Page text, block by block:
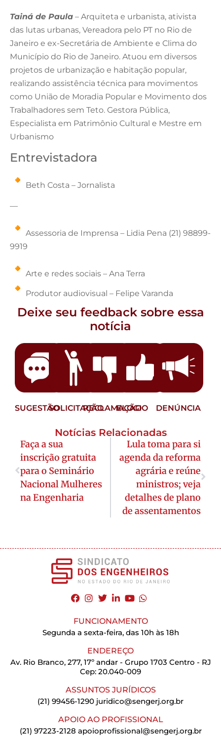
️Tainá de Paula – Arquiteta e urbanista, ativista
das lutas urbanas, Vereadora pelo PT no Rio de
Janeiro e ex-Secretária de Ambiente e Clima do
Município do Rio de Janeiro. Atuou em diversos
projetos de urbanização e habitação popular,
realizando assistência técnica para movimentos
como União de Moradia Popular e Movimento dos
Trabalhadores sem Teto. Gestora Pública,
Especialista em Patrimônio Cultural e Mestre em
Urbanismo
Entrevistadora
Beth Costa – Jornalista
—
Assessoria de Imprensa – Lidia Pena (21) 98899-
9919
Arte e redes sociais – Ana Terra
Produtor audiovisual – Felipe Varanda
Deixe seu feedback sobre essa
notícia
SUGESTÃOSOLICITAÇÃORECLAMAÇÃO
ELOGIO DENÚNCIA
Notícias Relacionadas
Faça a sua
inscrição gratuita
para o Seminário
Nacional Mulheres
na Engenharia
Lula toma para si
agenda da reforma
agrária e reúne
ministros; veja
detalhes de plano
de assentamentos
FUNCIONAMENTO
Segunda a sexta-feira, das 10h às 18h
ENDEREÇO
Av. Rio Branco, 277, 17º andar - Grupo 1703 Centro - RJ
Cep: 20.040-009
ASSUNTOS JURÍDICOS
(21) 99456-1290 juridico@sengerj.org.br
APOIO AO PROFISSIONAL
(21) 97223-2128 apoioprofissional@sengerj.org.br